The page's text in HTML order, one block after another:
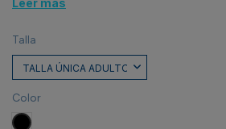
Leer más
Talla
Color
NEGRO